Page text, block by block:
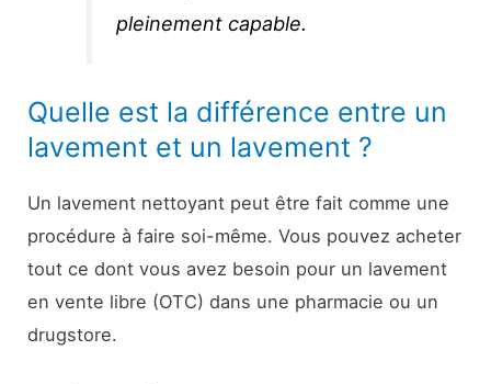
pleinement capable.
Quelle est la différence entre un
lavement et un lavement ?
Un lavement nettoyant peut être fait comme une
procédure à faire soi-même. Vous pouvez acheter
tout ce dont vous avez besoin pour un lavement
en vente libre (OTC) dans une pharmacie ou un
drugstore.